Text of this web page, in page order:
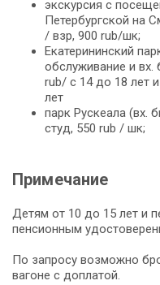
экскурсия с
Петербургской на
/ взр, 900 rub/шк;
Екатерининский
обслуживание и вх.
rub/ c 14 до 18 лет
лет
парк Рускеала (вх.
студ, 550 rub / шк;
Примечание
Детям от 10 до 15 лет и
пенсионным
По запросу возможно
вагоне с доплатой.